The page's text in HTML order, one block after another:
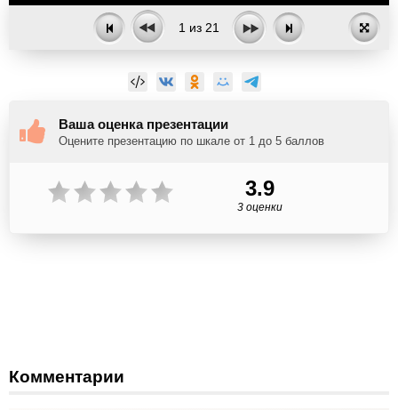
1 из 21
Ваша оценка презентации
Оцените презентацию по шкале от 1 до 5 баллов
3.9
3 оценки
Комментарии